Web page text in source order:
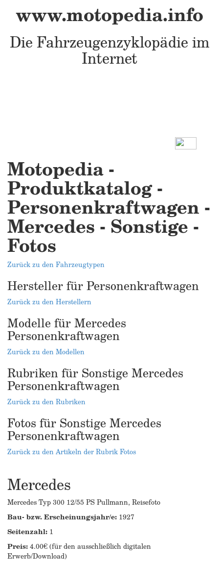
www.motopedia.info
Die Fahrzeugenzyklopädie im
Internet
Motopedia -
Produktkatalog -
Personenkraftwagen -
Mercedes - Sonstige -
Fotos
Zurück zu den Fahrzeugtypen
Hersteller für Personenkraftwagen
Zurück zu den Herstellern
Modelle für Mercedes
Personenkraftwagen
Zurück zu den Modellen
Rubriken für Sonstige Mercedes
Personenkraftwagen
Zurück zu den Rubriken
Fotos für Sonstige Mercedes
Personenkraftwagen
Zurück zu den Artikeln der Rubrik Fotos
Mercedes
Mercedes Typ 300 12/55 PS Pullmann, Reisefoto
Bau- bzw. Erscheinungsjahr/e: 1927
Seitenzahl: 1
Preis:4.00€ (für den ausschließlich digitalen
Erwerb/Download)